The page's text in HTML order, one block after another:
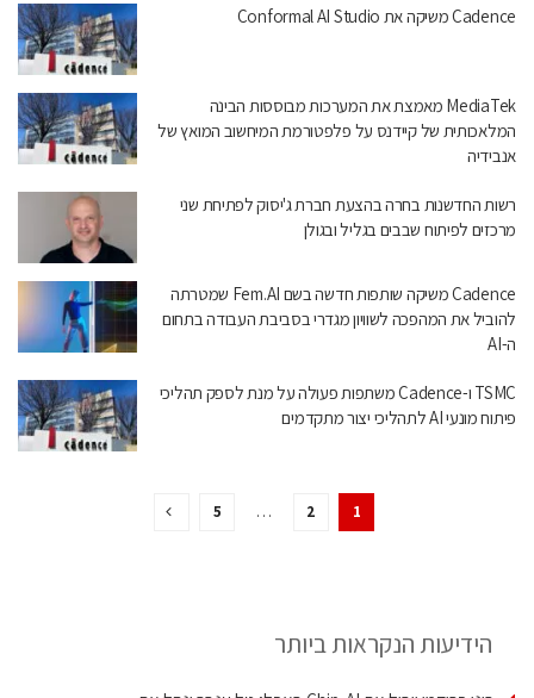
Cadence משיקה את Conformal AI Studio
MediaTek מאמצת את המערכות מבוססות הבינה
המלאכותית של קיידנס על פלפטורמת המיחשוב המואץ של
אנבידיה
רשות החדשנות בחרה בהצעת חברת ג'יסוק לפתיחת שני
מרכזים לפיתוח שבבים בגליל ובגולן
Cadence משיקה שותפות חדשה בשם Fem.AI שמטרתה
להוביל את המהפכה לשוויון מגדרי בסביבת העבודה בתחום
ה-AI
TSMC ו-Cadence משתפות פעולה על מנת לספק תהליכי
פיתוח מונעי AI לתהליכי יצור מתקדמים
1
2
…
5
הידיעות הנקראות ביותר